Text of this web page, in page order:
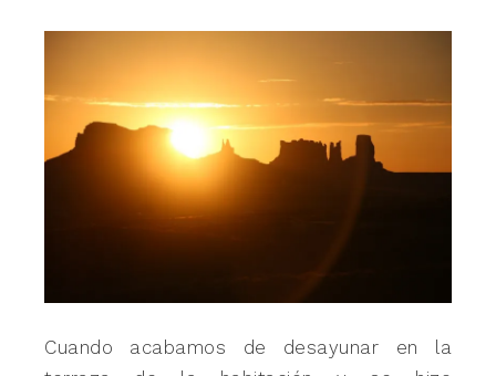
Cuando acabamos de desayunar en la